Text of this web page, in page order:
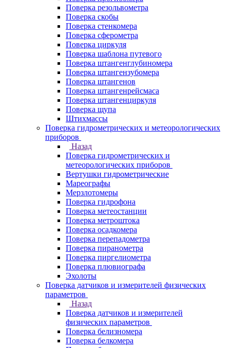
Поверка резольвометра
Поверка скобы
Поверка стенкомера
Поверка сферометра
Поверка циркуля
Поверка шаблона путевого
Поверка штангенглубиномера
Поверка штангензубомера
Поверка штангенов
Поверка штангенрейсмаса
Поверка штангенциркуля
Поверка щупа
Штихмассы
Поверка гидрометрических и метеорологических
приборов
Назад
Поверка гидрометрических и
метеорологических приборов
Вертушки гидрометрические
Мареографы
Мерзлотомеры
Поверка гидрофона
Поверка метеостанции
Поверка метроштока
Поверка осадкомера
Поверка перепадометра
Поверка пиранометра
Поверка пиргелиометра
Поверка плювиографа
Эхолоты
Поверка датчиков и измерителей физических
параметров
Назад
Поверка датчиков и измерителей
физических параметров
Поверка белизномера
Поверка белкомера